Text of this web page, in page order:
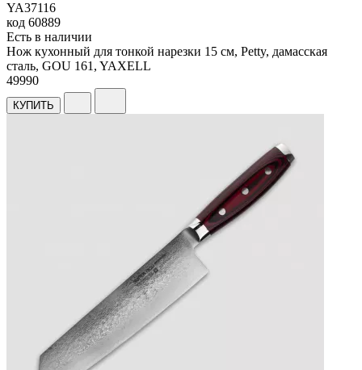
YA37116
код 60889
Есть в наличии
Нож кухонный для тонкой нарезки 15 см, Petty, дамасская
сталь, GOU 161, YAXELL
49990
КУПИТЬ